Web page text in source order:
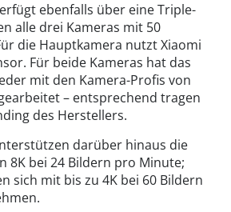
ebenfalls über eine Triple-
alle drei Kameras mit 50
die Hauptkamera nutzt Xiaomi
Für beide Kameras hat das
mit den Kamera-Profis von
– entsprechend tragen
des Herstellers.
darüber hinaus die
8K bei 24 Bildern pro Minute;
sich mit bis zu 4K bei 60 Bildern